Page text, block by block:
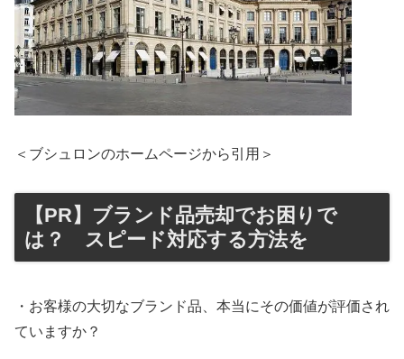
＜ブシュロンのホームページから引用＞
【PR】ブランド品売却でお困りで
は？ スピード対応する方法を
・お客様の大切なブランド品、本当にその価値が評価され
ていますか？